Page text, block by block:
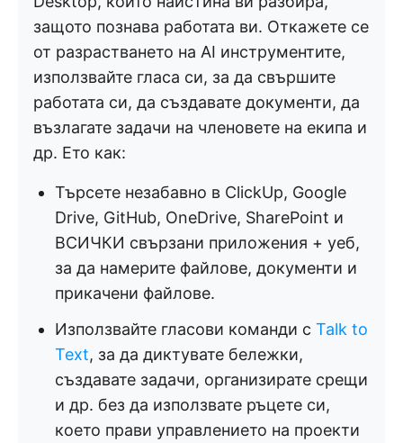
защото познава работата ви. Откажете се
от разрастването на AI инструментите,
използвайте гласа си, за да свършите
работата си, да създавате документи, да
възлагате задачи на членовете на екипа и
др. Ето как:
Търсете незабавно в ClickUp, Google
Drive, GitHub, OneDrive, SharePoint и
ВСИЧКИ свързани приложения + уеб,
за да намерите файлове, документи и
прикачени файлове.
Използвайте гласови команди с Talk to
Text, за да диктувате бележки,
създавате задачи, организирате срещи
и др. без да използвате ръцете си,
което прави управлението на проекти